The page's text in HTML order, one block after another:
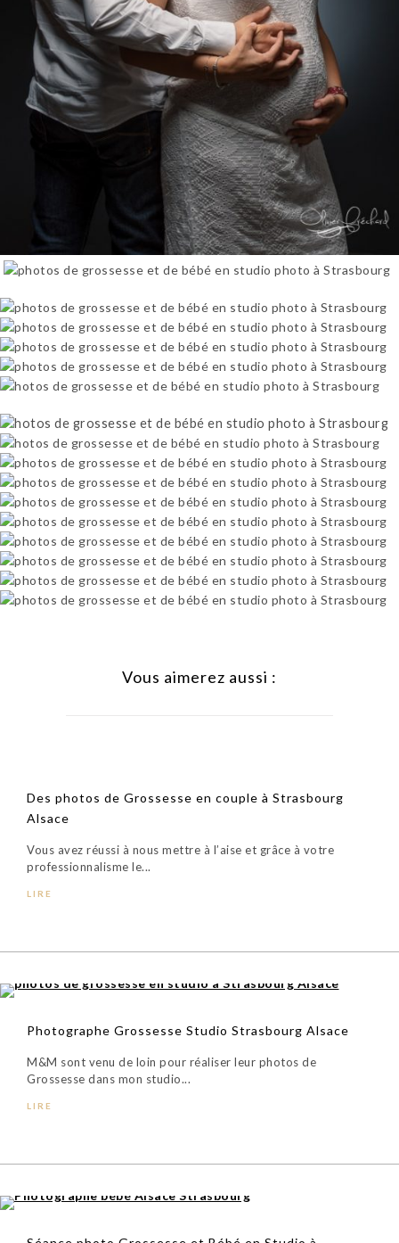
Vous aimerez aussi :
Des photos de Grossesse en couple à Strasbourg
Alsace
Vous avez réussi à nous mettre à l’aise et grâce à votre
professionnalisme le...
LIRE
Photographe Grossesse Studio Strasbourg Alsace
M&M sont venu de loin pour réaliser leur photos de
Grossesse dans mon studio...
LIRE